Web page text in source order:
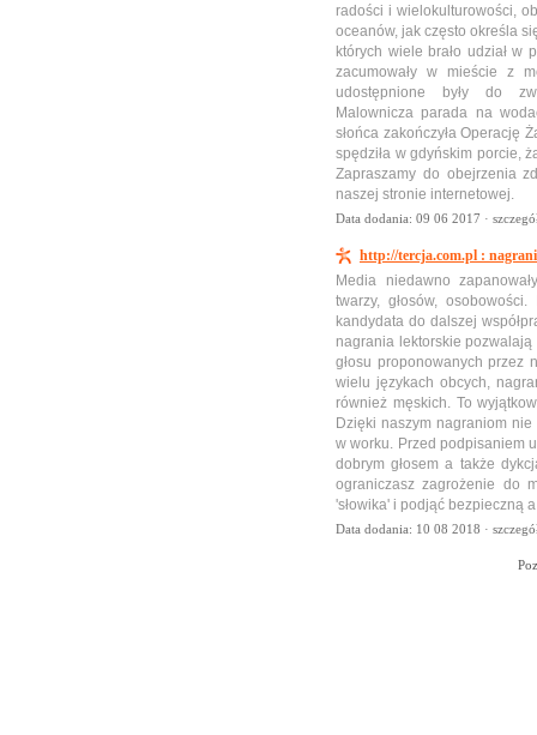
radości i wielokulturowości,
oceanów, jak często określa
których wiele brało udział w
zacumowały w mieście z
udostępnione były do
Malownicza parada na
słońca zakończyła Operację
spędziła w gdyńskim porcie,
Zapraszamy do obejrzenia
naszej stronie internetowej.
Data dodania: 09 06 2017 ·
http://tercja.com.pl :
Media niedawno
twarzy, głosów,
kandydata do dalszej
nagrania lektorskie
głosu proponowanych przez
wielu językach obcych,
również męskich. To
Dzięki naszym nagraniom
w worku. Przed podpisaniem
dobrym głosem a także
ograniczasz zagrożenie do
'słowika' i podjąć bezpieczną
Data dodania: 10 08 2018 ·